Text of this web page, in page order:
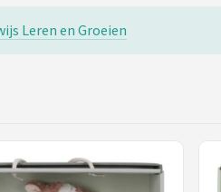
Leren en Groeien